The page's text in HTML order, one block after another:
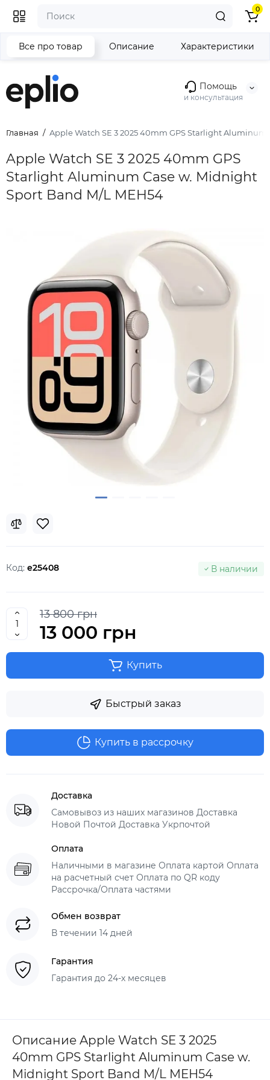
Помощь
и консультация
0
Главная Apple Watch SE 3 2025 40mm GPS Starlight
Apple Watch SE 3 2025 40mm GPS
Starlight Aluminum Case w. Midnight
Sport Band M/L MEH54
Все про товар Описание Характеристики
Код: e25408 В наличии
13 800 грн
13 000 грн
Купить
Быстрый заказ
Купить в рассрочку
Доставка
Самовывоз из наших магазинов Доставка
Новой Почтой Доставка Укрпочтой
Оплата
Наличными в магазине Оплата картой Оплата
на расчетный счет Оплата по QR коду
Рассрочка/Оплата частями
Обмен возврат
В течении 14 дней
Гарантия
Гарантия до 24-х месяцев
Описание Apple Watch SE 3 2025
40mm GPS Starlight Aluminum Case w.
Midnight Sport Band M/L MEH54